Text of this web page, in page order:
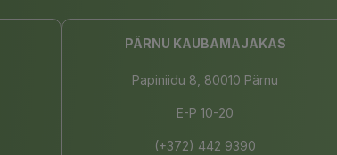
PÄRNU KAUBAMAJAKAS
Papiniidu 8, 80010 Pärnu
E-P 10-20
(+372) 442 9390